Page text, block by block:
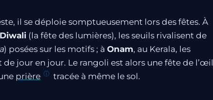
il se déploie somptueusement lors des fêtes. À
Diwali (la fête des lumières), les seuils rivalisent de
) posées sur les motifs ; à Onam, au Kerala, les
de jour en jour. Le rangoli est alors une fête de l’œil
prière tracée à même le sol.